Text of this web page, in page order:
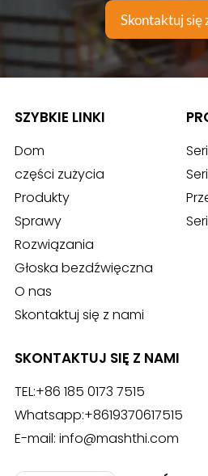
Skontaktuj się
SZYBKIE LINKI
Dom
części zużycia
Produkty
Sprawy
Rozwiązania
Głoska bezdźwięczna
O nas
Skontaktuj się z nami
SKONTAKTUJ SIĘ Z NAMI
TEL:+86 185 0173 7515
Whatsapp:+8619370617515
E-mail: info@mashthi.com